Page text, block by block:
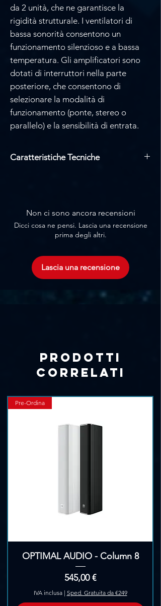
da 2 unità, che ne garantisce la
rigidità strutturale. I ventilatori di
bassa sonorità consentono un
funzionamento silenzioso e a bassa
temperatura. Gli amplificatori sono
dotati di interruttori nella parte
posteriore, che consentono di
selezionare la modalità di
funzionamento (ponte, stereo o
parallelo) e la sensibilità di entrata.
Caratteristiche Tecniche
Ventilatori silenziosi
Modalità di funzionamento
selezionabili: ponte, stereo, parallelo
Peso netto: 19.5 kg
Larghezza: 88 mm
Altezza: 482 mm
Non ci sono ancora recensioni
Dicci cosa ne pensi. Lascia una recensione
prima degli altri.
Lascia una recensione
Prodotti
correlati
Pre-Ordina
OPTIMAL AUDIO - Column 8
Prezzo
545,00 €
IVA inclusa| Sped. Gratuita da €249